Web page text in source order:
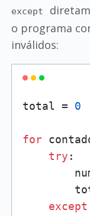
except
o programa
inválidos:
total = 0
for
try :
except